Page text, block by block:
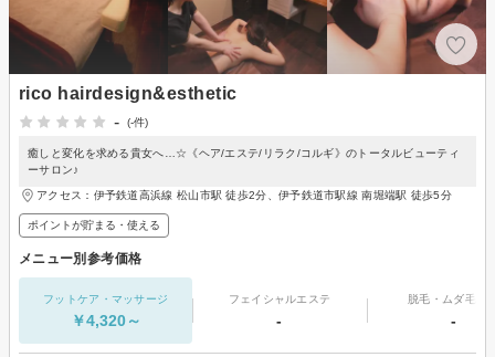
rico hairdesign&esthetic
-
(-件)
癒しと変化を求める貴女へ…☆《ヘア/エステ/リラク/コルギ》のトータルビューティ
ーサロン♪
アクセス：伊予鉄道高浜線 松山市駅 徒歩2分、伊予鉄道市駅線 南堀端駅 徒歩5分
ポイントが貯まる・使える
メニュー別参考価格
フットケア・マッサージ
￥4,320～
フェイシャルエステ
-
脱毛・ムダ毛処
-